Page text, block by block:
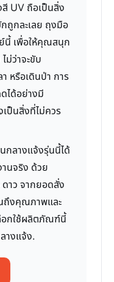
UV ถือเป็นสิ่ง
ถูกละเลย ถุงมือ
นี้ เพื่อให้คุณสนุก
ม่ว่าจะขับ
หรือเดินป่า การ
ได้อย่างมี
เป็นสิ่งที่ไม่ควร
กลางแจ้งรุ่นนี้ได้
นจริง ด้วย
าว จากยอดสั่ง
ถึงคุณภาพและ
อกใช้ผลิตภัณฑ์นี้
างแจ้ง.